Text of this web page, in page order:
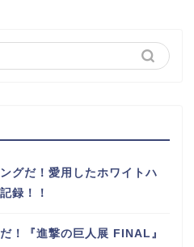
グだ！愛用したホワイトハ
録！！
！『進撃の巨人展 FINAL』